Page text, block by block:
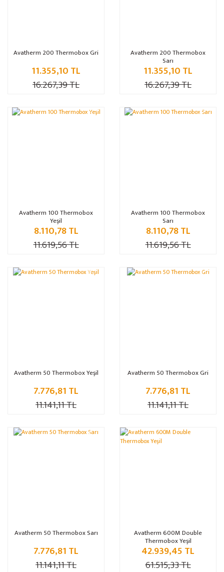
Avatherm 200 Thermobox Gri
11.355,10 TL
16.267,39 TL
Avatherm 200 Thermobox
Sarı
11.355,10 TL
16.267,39 TL
%30
Avatherm 100 Thermobox
Yeşil
8.110,78 TL
11.619,56 TL
%30
Avatherm 100 Thermobox
Sarı
8.110,78 TL
11.619,56 TL
%30
Avatherm 50 Thermobox Yeşil
7.776,81 TL
11.141,11 TL
%30
Avatherm 50 Thermobox Gri
7.776,81 TL
11.141,11 TL
%30
Avatherm 50 Thermobox Sarı
7.776,81 TL
11.141,11 TL
Avatherm 600M Double
Thermobox Yeşil
42.939,45 TL
61.515,33 TL